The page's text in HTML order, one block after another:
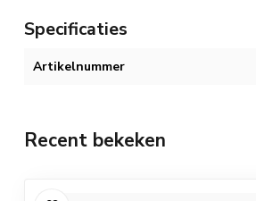
Specificaties
Artikelnummer
Recent bekeken